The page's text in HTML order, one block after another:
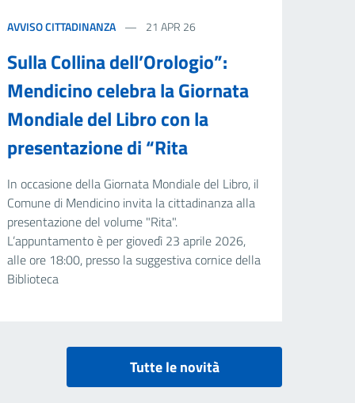
AVVISO CITTADINANZA 21 APR 26
Sulla Collina dell’Orologio”:
Mendicino celebra la Giornata
Mondiale del Libro con la
presentazione di “Rita
In occasione della Giornata Mondiale del Libro, il
Comune di Mendicino invita la cittadinanza alla
presentazione del volume "Rita".
L’appuntamento è per giovedì 23 aprile 2026,
alle ore 18:00, presso la suggestiva cornice della
Biblioteca
Tutte le novità